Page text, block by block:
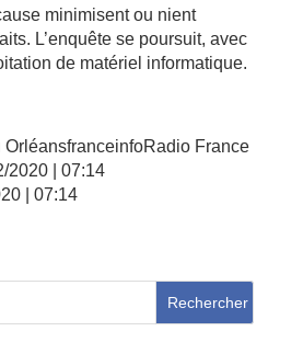
minimisent ou nient
L’enquête se poursuit, avec
de matériel informatique.
OrléansfranceinfoRadio France
2020 | 07:14
| 07:14